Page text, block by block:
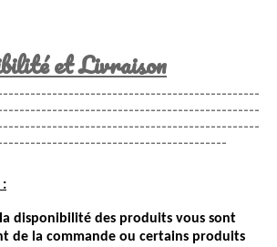
et Livraison
:
disponibilité des produits vous sont
de la commande ou certains produits